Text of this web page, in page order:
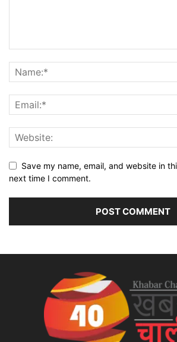
Save my name, email, and website in
next time I comment.